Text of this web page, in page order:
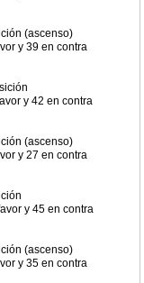
(ascenso)
y 39 en contra
y 42 en contra
(ascenso)
y 27 en contra
y 45 en contra
(ascenso)
y 35 en contra